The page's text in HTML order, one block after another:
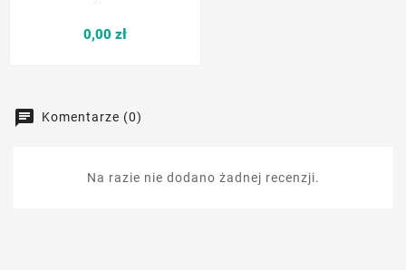
0,00 złCena
Komentarze (0)
Na razie nie dodano żadnej recenzji.